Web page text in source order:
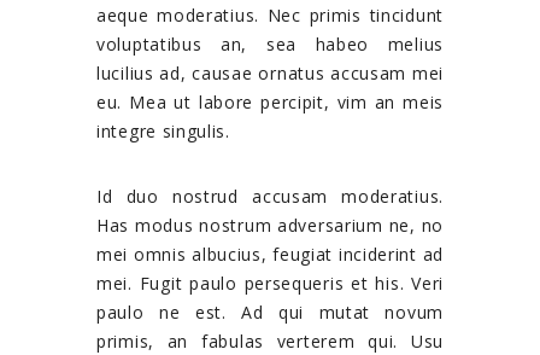
aeque moderatius. Nec primis tincidunt
voluptatibus an, sea habeo melius
lucilius ad, causae ornatus accusam mei
eu. Mea ut labore percipit, vim an meis
integre singulis.
Id duo nostrud accusam moderatius.
Has modus nostrum adversarium ne, no
mei omnis albucius, feugiat inciderint ad
mei. Fugit paulo persequeris et his. Veri
paulo ne est. Ad qui mutat novum
primis, an fabulas verterem qui. Usu